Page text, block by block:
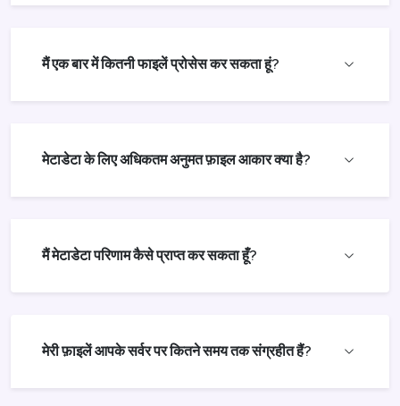
मैं एक बार में कितनी फाइलें प्रोसेस कर सकता हूं?
मेटाडेटा के लिए अधिकतम अनुमत फ़ाइल आकार क्या है?
मैं मेटाडेटा परिणाम कैसे प्राप्त कर सकता हूँ?
मेरी फ़ाइलें आपके सर्वर पर कितने समय तक संग्रहीत हैं?